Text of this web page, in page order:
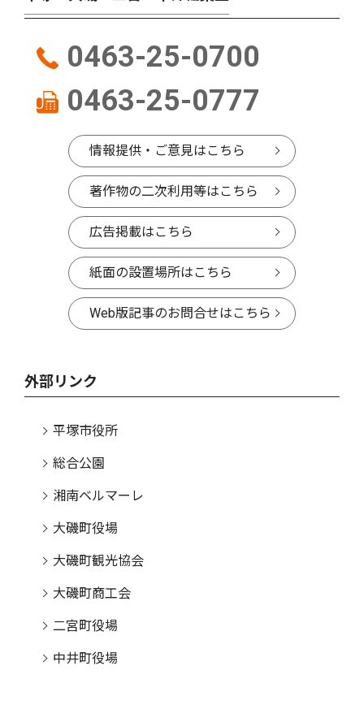
0463-25-0700
0463-25-0777
情報提供・ご意見はこちら
著作物の二次利用等はこちら
広告掲載はこちら
紙面の設置場所はこちら
Web版記事のお問合せはこちら
外部リンク
平塚市役所
総合公園
湘南ベルマーレ
大磯町役場
大磯町観光協会
大磯町商工会
二宮町役場
中井町役場